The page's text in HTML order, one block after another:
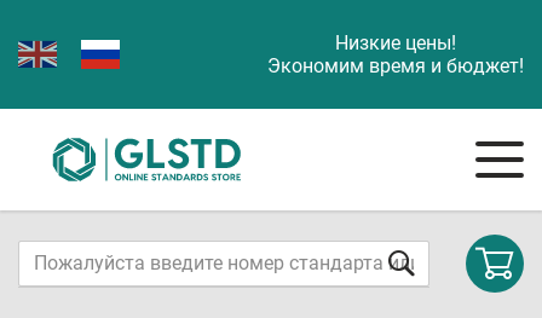
Низкие цены!
Экономим время и бюджет!